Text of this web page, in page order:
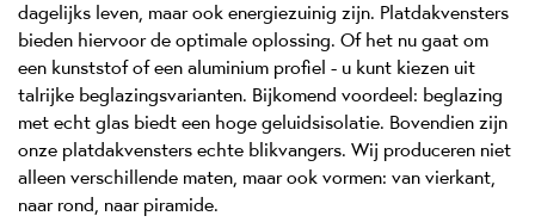
dagelijks leven, maar ook energiezuinig zijn. Platdakvensters
bieden hiervoor de optimale oplossing. Of het nu gaat om
een kunststof of een aluminium profiel - u kunt kiezen uit
talrijke beglazingsvarianten. Bijkomend voordeel: beglazing
met echt glas biedt een hoge geluidsisolatie. Bovendien zijn
onze platdakvensters echte blikvangers. Wij produceren niet
alleen verschillende maten, maar ook vormen: van vierkant,
naar rond, naar piramide.